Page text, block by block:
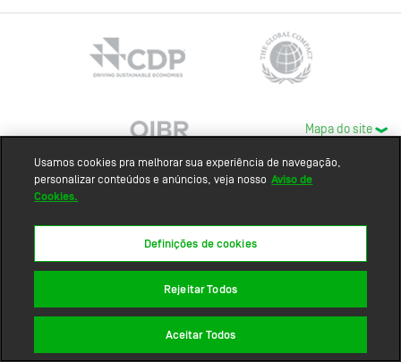
Mapa do site
Usamos cookies pra melhorar sua experiência de navegação,
personalizar conteúdos e anúncios, veja nosso Aviso de
Cookies.
Definições de cookies
Rejeitar Todos
Aceitar Todos